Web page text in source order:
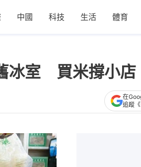
中國 科技 生活 體育
冰室 買米撐小店
在
追蹤《